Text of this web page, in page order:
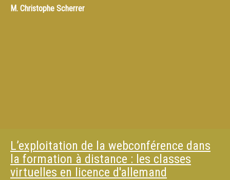
M. Christophe Scherrer
L’exploitation de la webconférence dans
la formation à distance : les classes
virtuelles en licence d'allemand